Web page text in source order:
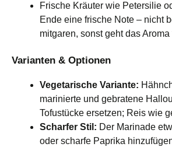
Frische Kräuter wie Petersilie
Ende eine frische Note – nicht
mitgaren, sonst geht das Aroma
Varianten & Optionen
Vegetarische Variante:
marinierte und gebratene
Tofustücke ersetzen; Reis wie
Scharfer Stil: Der Marinade
oder scharfe Paprika